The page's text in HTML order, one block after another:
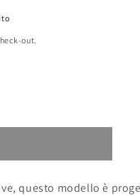
out.
questo modello è